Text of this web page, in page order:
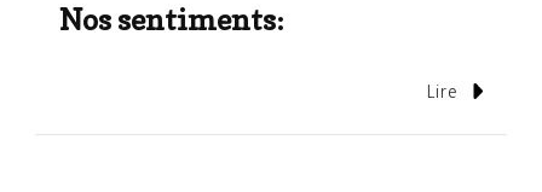
Nos sentiments:
Lire